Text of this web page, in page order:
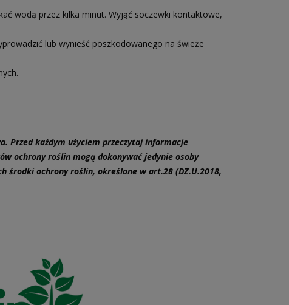
wodą przez kilka minut. Wyjąć soczewki kontaktowe,
lub wynieść poszkodowanego na świeże
Przed każdym użyciem przeczytaj informacje
ochrony roślin mogą dokonywać jedynie osoby
środki ochrony roślin, określone w art.28 (DZ.U.2018,